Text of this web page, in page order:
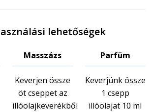
lehetőségek
Masszázs
Keverjen össze
öt cseppet az
illóolajkeverékből
Parfüm
Keverjünk össze
1 csepp
illóolajat 10 ml